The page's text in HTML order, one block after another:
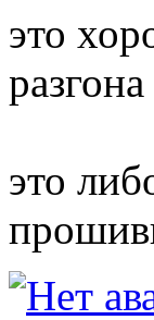
это
это